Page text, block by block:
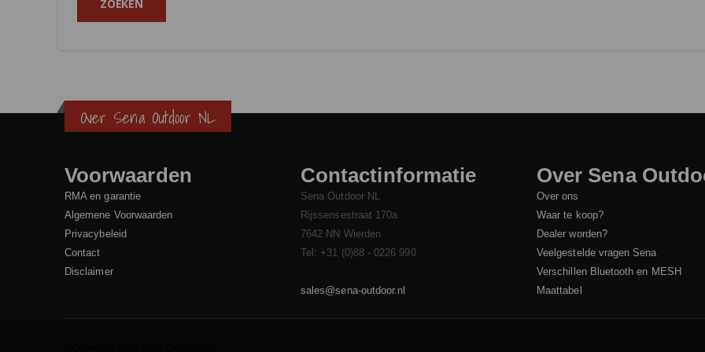
ZOEKEN
Over Sena Outdoor NL
Voorwaarden
RMA en garantie
Algemene Voorwaarden
Privacybeleid
Contact
Disclaimer
Contactinformatie
Sena Outdoor NL
Rijssensestraat 170a
7642 NN Wierden
Tel: +31 (0)88 - 0226 990
sales@sena-outdoor.nl
Over Sena
Over ons
Waar te koop?
Dealer worden?
Veelgestelde vragen Sena
Verschillen Bluetooth en MESH
Maattabel